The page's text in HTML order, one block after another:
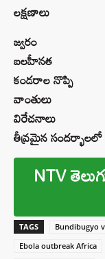
లక్షణాలు
జ్వరం
బలహీనత
కండరాల నొప్పి
వాంతులు
విరేచనాలు
తీవ్రమైన సందర్భాలలో
NTV
TAGS Bundibugyo
Ebola outbreak Africa